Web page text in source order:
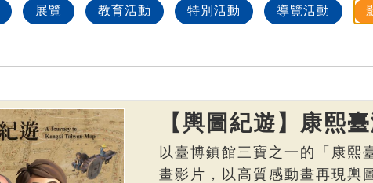
展覽 教育活動 特別活動 導覽活動
【輿圖紀遊】康熙
以臺博鎮館三寶之一的「康熙
畫影片，以高質感動畫再現輿